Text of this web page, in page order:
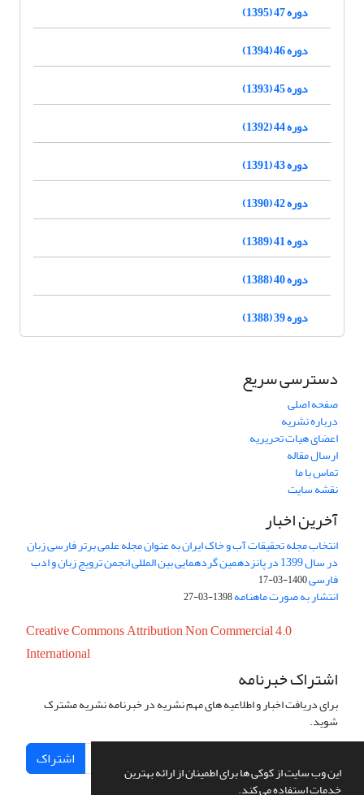
این وب سایت از کوکی ها برای اطمینان از ارائه بهترین
خدمات استفاده می کند.
دوره 47 (1395)
دوره 46 (1394)
دوره 45 (1393)
دوره 44 (1392)
دوره 43 (1391)
دوره 42 (1390)
دوره 41 (1389)
دوره 40 (1388)
دوره 39 (1388)
دسترسی سریع
صفحه اصلی
درباره نشریه
اعضای هیات تحریریه
ارسال مقاله
تماس با ما
نقشه سایت
آخرین اخبار
انتخاب مجله تحقیقات آب و خاک ایران به عنوان مجله علمی برتر فارسی زبان
در سال 1399 در پانزدهمین گردهمایی بین المللی انجمن ترویج زبان و ادب
فارسی1400-03-17
انتشار به صورت ماهنامه1398-03-27
Creative Commons Attribution Non Commercial 4.0
International
اشتراک خبرنامه
برای دریافت اخبار و اطلاعیه های مهم نشریه در خبرنامه نشریه مشترک
شوید.
اشتراک